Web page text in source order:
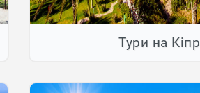
Тури на Кіпр